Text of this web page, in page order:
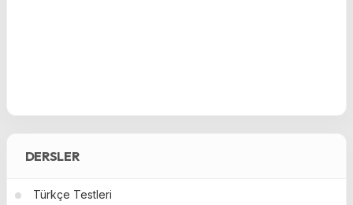
DERSLER
Türkçe Testleri